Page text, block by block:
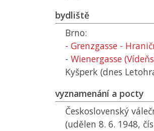
bydliště
Brno:
- Grenzgasse -
- Wienergasse
Kyšperk (dnes
vyznamenání a pocty
Československý
(udělen 8. 6. 1948,